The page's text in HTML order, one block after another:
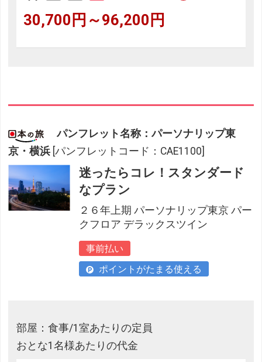
30,700円～96,200円
パンフレット名称：パーソナリップ東
京・横浜 [パンフレットコード：CAE1100]
迷ったらコレ！スタンダード
なプラン
２６年上期 パーソナリップ東京 パー
クフロア デラックスツイン
事前払い
ポイントがたまる使える
部屋：食事/1室あたりの定員
おとな1名様あたりの代金